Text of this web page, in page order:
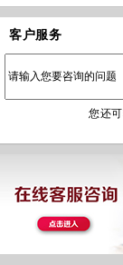
客户服务
您还